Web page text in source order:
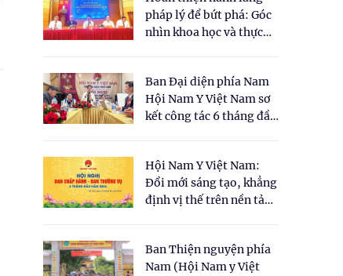
pháp lý để bứt phá: Góc
nhìn khoa học và thực
cho Luật Y dược cổ
truyền Việt Nam"
Ban Đại diện phía Nam
Hội Nam Y Việt Nam sơ
kết công tác 6 tháng đầu
Hội Nam Y Việt Nam:
Đổi mới sáng tạo, khẳng
định vị thế trên nền tảng
Ban Thiện nguyện phía
Nam (Hội Nam y Việt